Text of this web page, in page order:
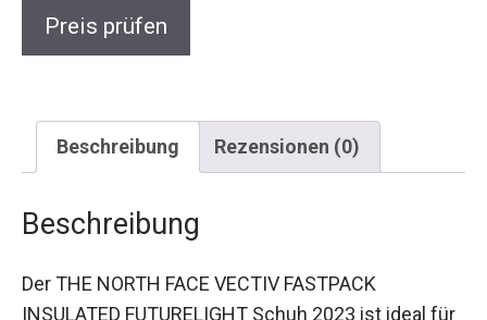
Preis prüfen
Beschreibung Rezensionen (0)
Beschreibung
Der THE NORTH FACE VECTIV FASTPACK
INSULATED FUTURELIGHT Schuh 2023 ist ideal